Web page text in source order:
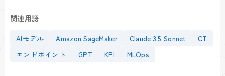
関連用語
AIモデル Amazon SageMaker Claude 3.5 Sonnet
CT
エンドポイント
GPT KPI MLOps